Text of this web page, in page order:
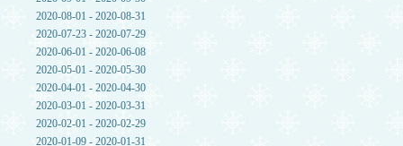
2020-08-01 - 2020-08-31
2020-07-23 - 2020-07-29
2020-06-01 - 2020-06-08
2020-05-01 - 2020-05-30
2020-04-01 - 2020-04-30
2020-03-01 - 2020-03-31
2020-02-01 - 2020-02-29
2020-01-09 - 2020-01-31